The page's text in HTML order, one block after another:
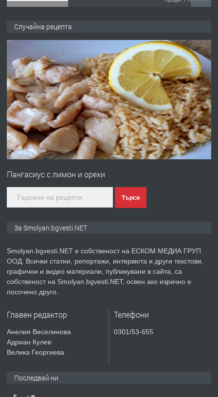
преди 2 години
ПРЕДЛАГА
УДЪЛЖАВАНЕ НА ЧОВЕШКИЯТ
ЖИВОТ И ПОДОБРЯВАНЕ НА
НЕГОВОТО КАЧЕСТВО
преди 2 години
ПРЕДЛАГА Имот в Северна Гърция, до Кавала
преди 2 години
ПРЕДЛАГА КЪЩА В МАРОНЯ
ТЪРСИ
Случайна рецепта
Пангасиус с лимон и орехи
Търси
За Smolyan.bgvesti.NET
Smolyan.bgvesti.NET е собственост на ЕСКОМ МЕДИА ГРУП
ООД. Всички статии, репортажи, интервюта и други текстови,
графични и видео материали, публикувани в сайта, са
собственост на Smolyan.bgvesti.NET, освен ако изрично е
посочено друго.
Главен редактор
Анелия Веселинова
Адриан Кулев
Велика Георгиева
Телефони
0301/53-655
Последвай ни